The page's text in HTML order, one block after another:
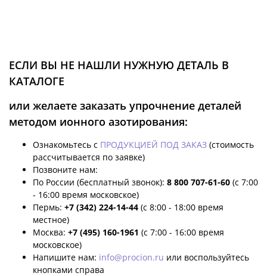
ЕСЛИ ВЫ НЕ НАШЛИ НУЖНУЮ ДЕТАЛЬ В
КАТАЛОГЕ
или желаете заказать упрочнение деталей
методом ионного азотирования:
Ознакомьтесь с ПРОДУКЦИЕЙ ПОД ЗАКАЗ (стоимость
рассчитывается по заявке)
Позвоните нам:
По России (бесплатный звонок): 8 800 707-61-60 (с 7:00
- 16:00 время московское)
Пермь: +7 (342) 224-14-44 (с 8:00 - 18:00 время
местное)
Москва: +7 (495) 160-1961 (с 7:00 - 16:00 время
московское)
Напишите нам: info@procion.ru или воспользуйтесь
кнопками справа